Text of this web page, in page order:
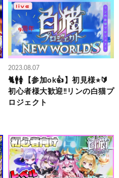
2023.08.07
🐈🚹🚺【参加ok👍】初見様⭐︎🔰
初心者様大歓迎‼️リンの白猫プ
ロジェクト